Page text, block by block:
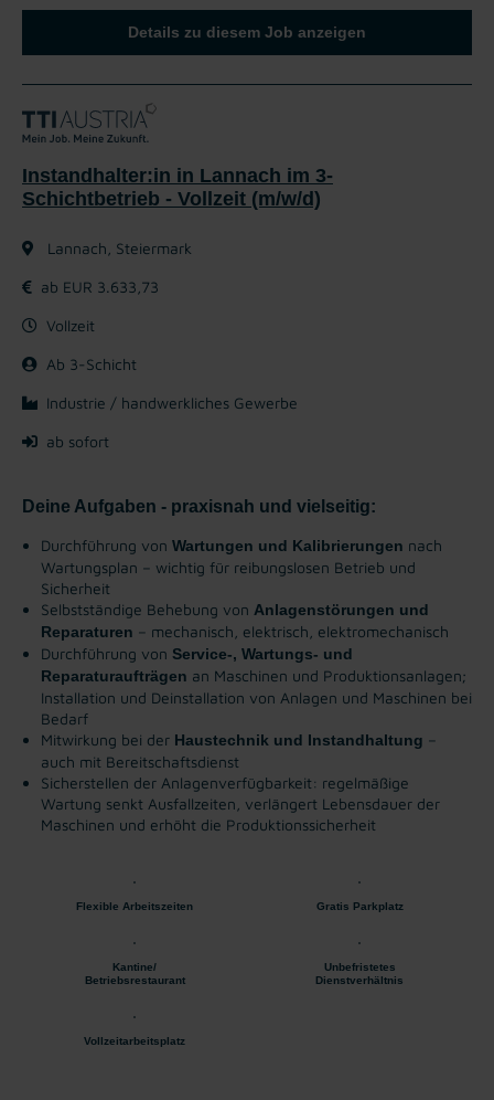
Details zu diesem Job anzeigen
Instandhalter:in in Lannach im 3-
Schichtbetrieb - Vollzeit (m/w/d)
Lannach, Steiermark
ab EUR 3.633,73
Vollzeit
Ab 3-Schicht
Industrie / handwerkliches Gewerbe
ab sofort
Deine Aufgaben - praxisnah und vielseitig:
Durchführung von Wartungen und Kalibrierungen nach
Wartungsplan – wichtig für reibungslosen Betrieb und
Sicherheit
Selbstständige Behebung von Anlagenstörungen und
Reparaturen – mechanisch, elektrisch, elektromechanisch
Durchführung von Service-, Wartungs- und
Reparaturaufträgen an Maschinen und Produktionsanlagen;
Installation und Deinstallation von Anlagen und Maschinen bei
Bedarf
Mitwirkung bei der Haustechnik und Instandhaltung –
auch mit Bereitschaftsdienst
Sicherstellen der Anlagenverfügbarkeit: regelmäßige
Wartung senkt Ausfallzeiten, verlängert Lebensdauer der
Maschinen und erhöht die Produktionssicherheit
Flexible Arbeitszeiten Gratis Parkplatz
Kantine/
Betriebsrestaurant
Unbefristetes
Dienstverhältnis
Vollzeitarbeitsplatz